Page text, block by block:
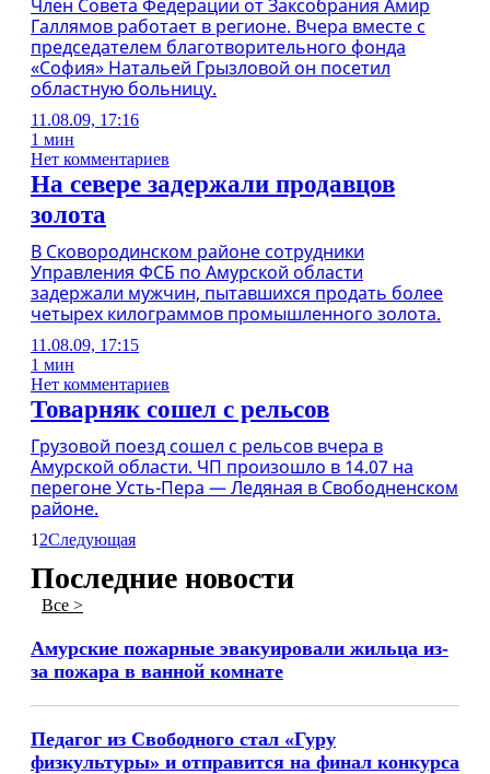
Член Совета Федерации от Заксобрания Амир
Галлямов работает в регионе. Вчера вместе с
председателем благотворительного фонда
«София» Натальей Грызловой он посетил
областную больницу.
11.08.09, 17:16
1 мин
Нет комментариев
На севере задержали продавцов
золота
В Сковородинском районе сотрудники
Управления ФСБ по Амурской области
задержали мужчин, пытавшихся продать более
четырех килограммов промышленного золота.
11.08.09, 17:15
1 мин
Нет комментариев
Товарняк сошел с рельсов
Грузовой поезд сошел с рельсов вчера в
Амурской области. ЧП произошло в 14.07 на
перегоне Усть-Пера — Ледяная в Свободненском
районе.
1 2Следующая
Последние новости
Все >
Амурские пожарные эвакуировали жильца из-
за пожара в ванной комнате
Педагог из Свободного стал «Гуру
физкультуры» и отправится на финал конкурса